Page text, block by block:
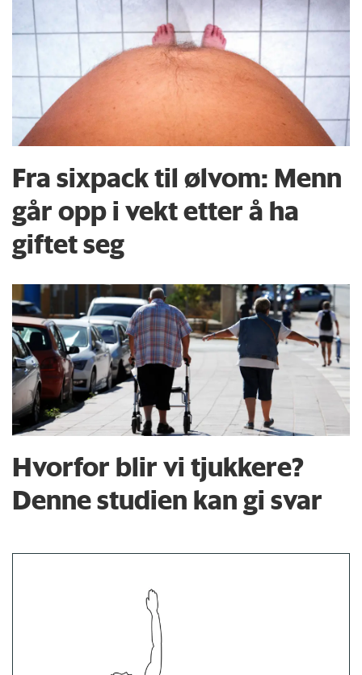
Fra sixpack til ølvom: Menn
går opp i vekt etter å ha
giftet seg
Hvorfor blir vi tjukkere?
Denne studien kan gi svar